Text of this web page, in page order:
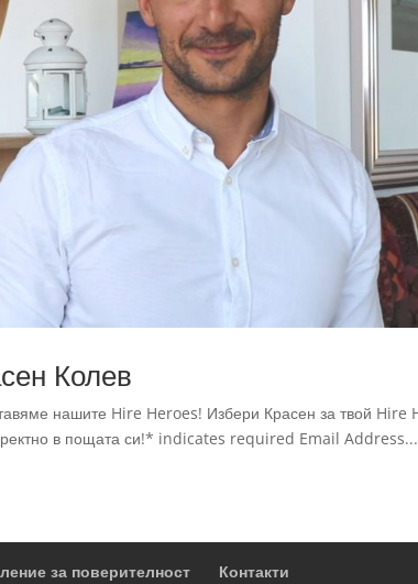
Колев
нашите Hire Heroes! Избери Красен за твой Hire
в пощата си!* indicates required Email Address...
за поверителност Контакти